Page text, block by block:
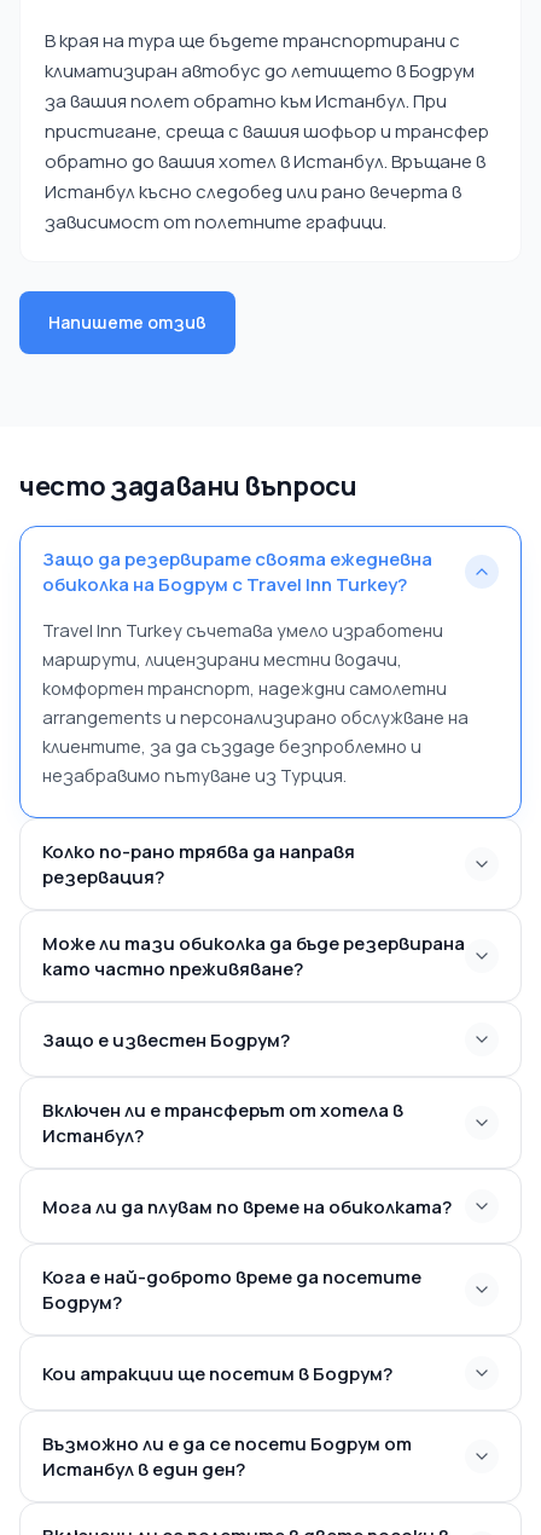
В края на тура ще бъдете транспортирани с
климатизиран автобус до летището в Бодрум
за вашия полет обратно към Истанбул. При
пристигане, среща с вашия шофьор и трансфер
обратно до вашия хотел в Истанбул. Връщане в
Истанбул късно следобед или рано вечерта в
зависимост от полетните графици.
Напишете отзив
често задавани въпроси
Защо да резервирате своята ежедневна
обиколка на Бодрум с Travel Inn Turkey?
Travel Inn Turkey съчетава умело изработени
маршрути, лицензирани местни водачи,
комфортен транспорт, надеждни самолетни
arrangements и персонализирано обслужване на
клиентите, за да създаде безпроблемно и
незабравимо пътуване из Турция.
Колко по-рано трябва да направя
резервация?
Може ли тази обиколка да бъде резервирана
като частно преживяване?
Защо е известен Бодрум?
Включен ли е трансферът от хотела в
Истанбул?
Мога ли да плувам по време на обиколката?
Кога е най-доброто време да посетите
Бодрум?
Кои атракции ще посетим в Бодрум?
Възможно ли е да се посети Бодрум от
Истанбул в един ден?